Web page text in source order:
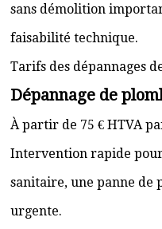
sans démolition
faisabilité technique.
Tarifs des dépannages
Dépannage de
À partir de 75 € HTVA
Intervention rapide
sanitaire, une panne de
urgente.